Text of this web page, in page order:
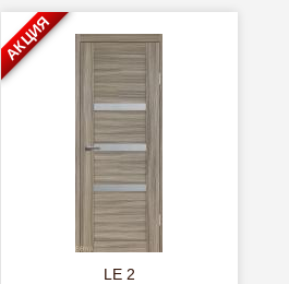
LE 2
АКЦИЯ